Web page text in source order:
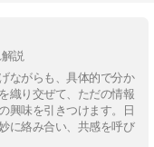
説
ながらも、具体的で分か
織り交ぜて、ただの情報
興味を引きつけます。日
に絡み合い、共感を呼び